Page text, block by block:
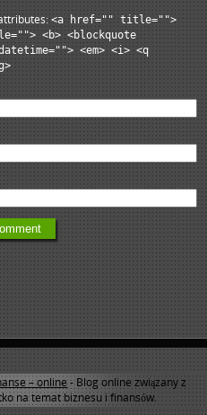
<a href="" title="">
<b> <blockquote
<em> <i> <q
– online- Blog online związany z
na temat biznesu i finansów.